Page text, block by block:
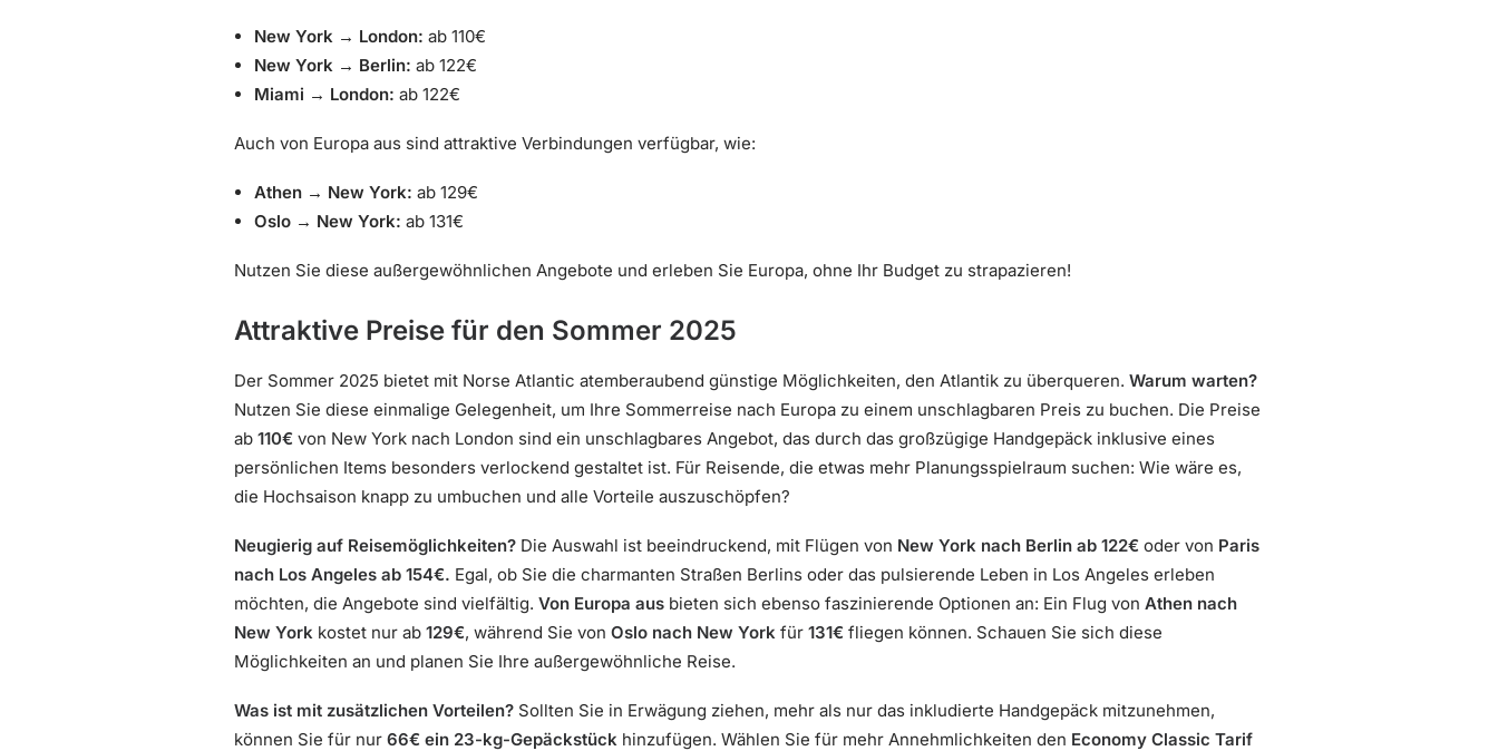
New York → London: ab 110€
New York → Berlin: ab 122€
Miami → London: ab 122€
Auch von Europa aus sind attraktive Verbindungen verfügbar, wie:
Athen → New York: ab 129€
Oslo → New York: ab 131€
Nutzen Sie diese außergewöhnlichen Angebote und erleben Sie Europa, ohne Ihr Budget zu strapazieren!
Attraktive Preise für den Sommer 2025
Der Sommer 2025 bietet mit Norse Atlantic atemberaubend günstige Möglichkeiten, den Atlantik zu überqueren. Warum warten?
Nutzen Sie diese einmalige Gelegenheit, um Ihre Sommerreise nach Europa zu einem unschlagbaren Preis zu buchen. Die Preise
ab 110€ von New York nach London sind ein unschlagbares Angebot, das durch das großzügige Handgepäck inklusive eines
persönlichen Items besonders verlockend gestaltet ist. Für Reisende, die etwas mehr Planungsspielraum suchen: Wie wäre es,
die Hochsaison knapp zu umbuchen und alle Vorteile auszuschöpfen?
Neugierig auf Reisemöglichkeiten? Die Auswahl ist beeindruckend, mit Flügen von New York nach Berlin ab 122€ oder von Paris
nach Los Angeles ab 154€. Egal, ob Sie die charmanten Straßen Berlins oder das pulsierende Leben in Los Angeles erleben
möchten, die Angebote sind vielfältig. Von Europa aus bieten sich ebenso faszinierende Optionen an: Ein Flug von Athen nach
New York kostet nur ab 129€, während Sie von Oslo nach New York für 131€ fliegen können. Schauen Sie sich diese
Möglichkeiten an und planen Sie Ihre außergewöhnliche Reise.
Was ist mit zusätzlichen Vorteilen? Sollten Sie in Erwägung ziehen, mehr als nur das inkludierte Handgepäck mitzunehmen,
können Sie für nur 66€ ein 23-kg-Gepäckstück hinzufügen. Wählen Sie für mehr Annehmlichkeiten den Economy Classic Tarif